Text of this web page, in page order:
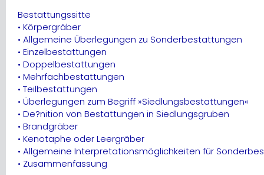
Bestattungssitte
• Körpergräber
• Allgemeine Überlegungen zu Sonderbestattungen
• Einzelbestattungen
• Doppelbestattungen
• Mehrfachbestattungen
• Teilbestattungen
• Überlegungen zum Begriff »Siedlungsbestattungen«
• De?nition von Bestattungen in Siedlungsgruben
• Brandgräber
• Kenotaphe oder Leergräber
• Allgemeine Interpretationsmöglichkeiten für
• Zusammenfassung